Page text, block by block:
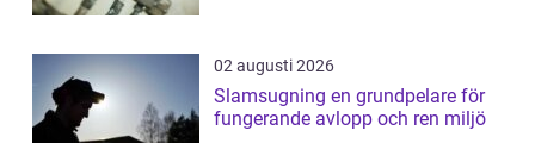
02 augusti 2026
Slamsugning en grundpelare för
fungerande avlopp och ren miljö